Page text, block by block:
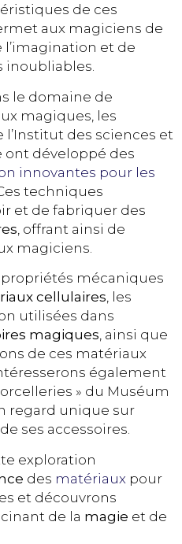
de ces
aux magiciens de
et de
inoubliables.
le domaine de
magiques, les
l’Institut des sciences et
ont développé des
innovantes pour les
Ces techniques
et de fabriquer des
, offrant ainsi de
magiciens.
mécaniques
cellulaires, les
utilisées dans
magiques, ainsi que
de ces matériaux
également
» du Muséum
regard unique sur
ses accessoires.
exploration
des matériaux pour
et découvrons
de la magie et de